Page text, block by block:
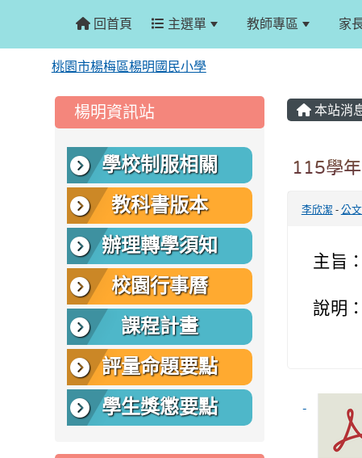
回首頁 主選單 教師專區 家
桃園市楊梅區楊明國民小學
本站消
115學年
李欣潔 -公
主旨：
說明：
::: 楊明資訊站
學校制服相關
教科書版本
辦理轉學須知
校園行事曆
課程計畫
評量命題要點
學生獎懲要點